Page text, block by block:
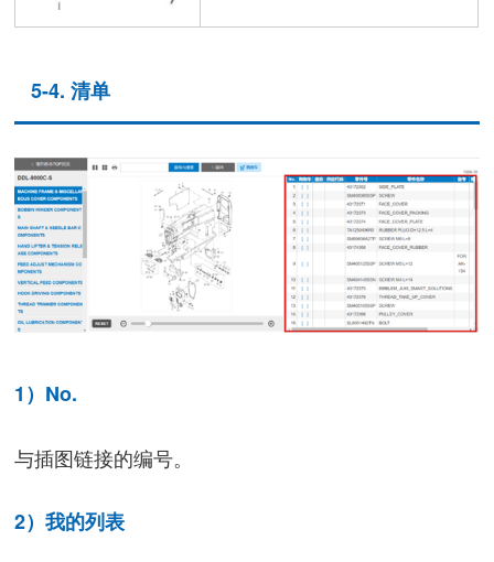
5-4. 清单
1）No.
与插图链接的编号。
2）我的列表